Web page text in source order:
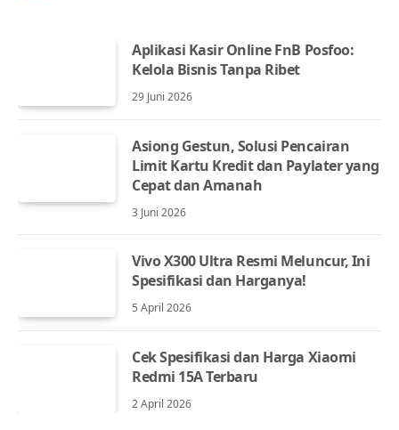
Aplikasi Kasir Online FnB Posfoo:
Kelola Bisnis Tanpa Ribet
29 Juni 2026
Asiong Gestun, Solusi Pencairan
Limit Kartu Kredit dan Paylater yang
Cepat dan Amanah
3 Juni 2026
Vivo X300 Ultra Resmi Meluncur, Ini
Spesifikasi dan Harganya!
5 April 2026
Cek Spesifikasi dan Harga Xiaomi
Redmi 15A Terbaru
2 April 2026